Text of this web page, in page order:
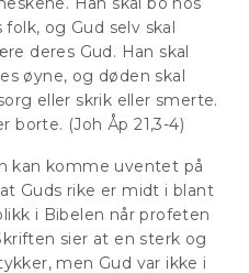
og Gud selv skal
deres Gud. Han skal
øyne, og døden skal
eller skrik eller smerte.
borte. (Joh Åp 21,3-4)
kan komme uventet på
Guds rike er midt i blant
i Bibelen når profeten
sier at en sterk og
men Gud var ikke i